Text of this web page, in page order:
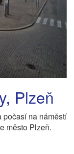
Plzeň
počasí na náměstí
město Plzeň.